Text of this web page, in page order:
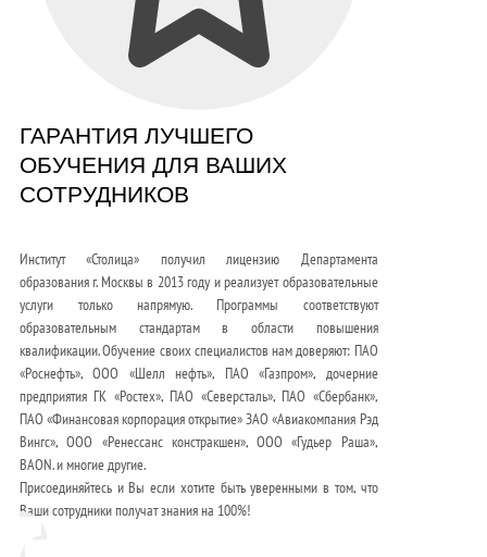
ГАРАНТИЯ ЛУЧШЕГО
ОБУЧЕНИЯ ДЛЯ ВАШИХ
СОТРУДНИКОВ
Институт «Столица» получил лицензию Департамента
образования г. Москвы в 2013 году и реализует образовательные
услуги только напрямую. Программы соответствуют
образовательным стандартам в области повышения
квалификации. Обучение своих специалистов нам доверяют: ПАО
«Роснефть», ООО «Шелл нефть», ПАО «Газпром», дочерние
предприятия ГК «Ростех», ПАО «Северсталь», ПАО «Сбербанк»,
ПАО «Финансовая корпорация открытие» ЗАО «Авиакомпания Рэд
Вингс», ООО «Ренессанс констракшен», ООО «Гудьер Раша»,
BAON. и многие другие.
Присоединяйтесь и Вы если хотите быть уверенными в том, что
Ваши сотрудники получат знания на 100%!